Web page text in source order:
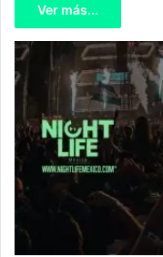
Ver más...